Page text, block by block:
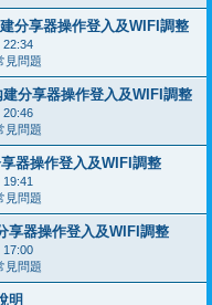
分享器操作登入及WIFI調整
22:34
見問題
分享器操作登入及WIFI調整
20:46
見問題
器操作登入及WIFI調整
見問題
享器操作登入及WIFI調整
17:00
見問題
明